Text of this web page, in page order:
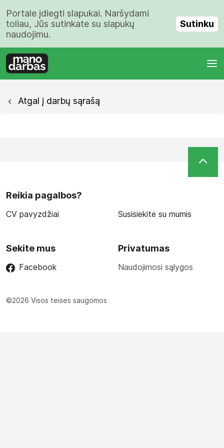
Portale įdiegti slapukai. Naršydami
toliau, Jūs sutinkate su slapukų
naudojimu.
Sutinku
Atgal į darbų sąrašą
Reikia pagalbos?
CV pavyzdžiai Susisiekite su mumis
Sekite mus
Facebook
Privatumas
Naudojimosi sąlygos
©2026 Visos teisės saugomos